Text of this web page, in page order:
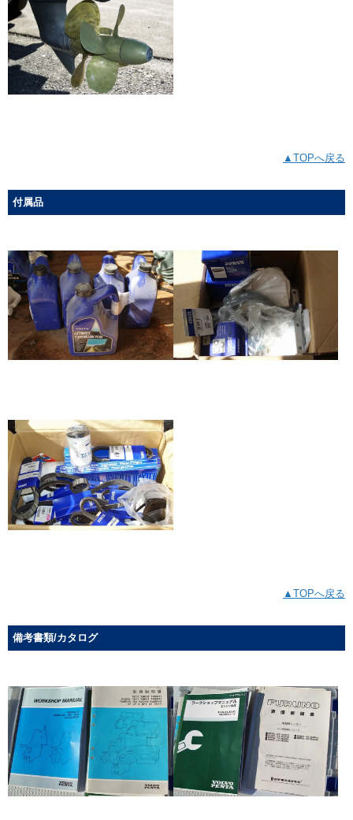
▲TOPへ戻る
付属品
▲TOPへ戻る
備考書類/カタログ